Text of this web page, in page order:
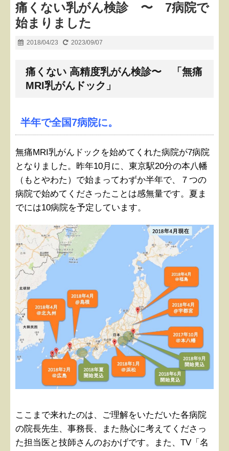
痛くない乳がん検診 〜 7病院で
始まりました
2018/04/23 2023/09/07
痛くない 高精度乳がん検診〜 「無痛
MRI乳がんドック」
半年で全国7病院に。
無痛MRI乳がんドックを始めてくれた病院が7病院
となりました。昨年10月に、東京駅20分の本八幡
（もとやわた）で始まってわずか半年で、７つの
病院で始めてくださったことは感無量です。夏ま
でには10病院を予定しています。
ここまで来れたのは、ご理解をいただいた各病院
の院長先生、事務長、また熱心に考えてくださっ
た担当医と技師さんのおかげです。また、TV「名